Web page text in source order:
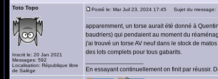
Toto Topo
Inscrit le: 20 Jan 2021
Messages: 592
Localisation: République libre
de Salège
Posté le: Mar Juil 23, 2024 17:45 Sujet du message:
apparemment, un torse aurait été donné à
baudriers) qui pendaient au moment du
j'ai trouvé un torse AV neuf dans le stock de
des lots complets pour tous gabarits.
En essayant continuellement on finit par réussir.